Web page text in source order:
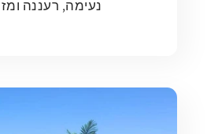
נעימה, רעננה